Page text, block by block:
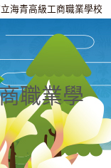
海青高級工商職業學校
職業學